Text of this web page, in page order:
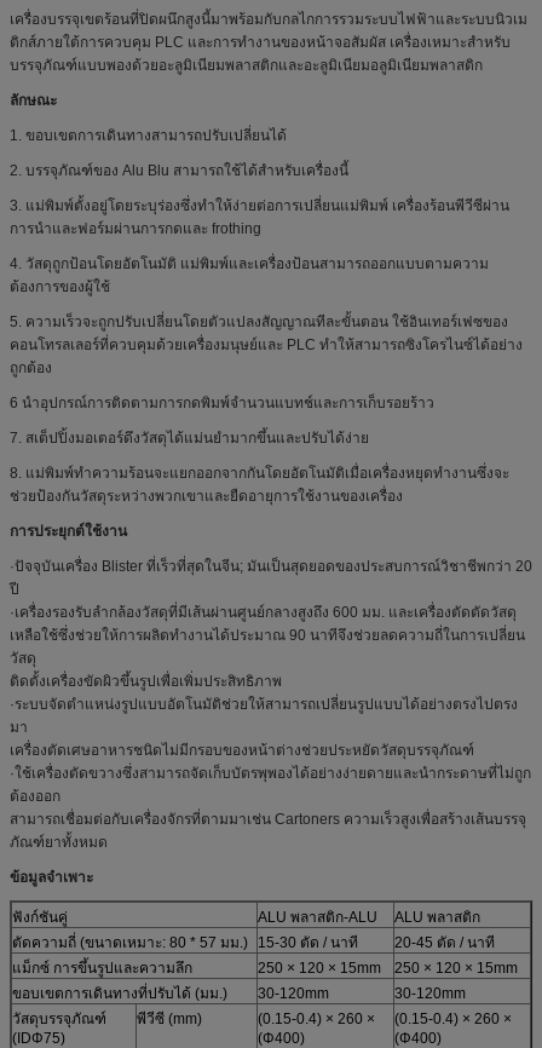
เครื่องบรรจุเขตร้อนที่ปิดผนึกสูงนี้มาพร้อมกับกลไกการรวมระบบไฟฟ้าและระบบนิวเม
ติกส์ภายใต้การควบคุม PLC และการทำงานของหน้าจอสัมผัส เครื่องเหมาะสำหรับ
บรรจุภัณฑ์แบบพองด้วยอะลูมิเนียมพลาสติกและอะลูมิเนียมอลูมิเนียมพลาสติก
ลักษณะ
1. ขอบเขตการเดินทางสามารถปรับเปลี่ยนได้
2. บรรจุภัณฑ์ของ Alu Blu สามารถใช้ได้สำหรับเครื่องนี้
3. แม่พิมพ์ตั้งอยู่โดยระบุร่องซึ่งทำให้ง่ายต่อการเปลี่ยนแม่พิมพ์ เครื่องร้อนพีวีซีผ่าน
การนำและฟอร์มผ่านการกดและ frothing
4. วัสดุถูกป้อนโดยอัตโนมัติ แม่พิมพ์และเครื่องป้อนสามารถออกแบบตามความ
ต้องการของผู้ใช้
5. ความเร็วจะถูกปรับเปลี่ยนโดยตัวแปลงสัญญาณทีละขั้นตอน ใช้อินเทอร์เฟซของ
คอนโทรลเลอร์ที่ควบคุมด้วยเครื่องมนุษย์และ PLC ทำให้สามารถซิงโครไนซ์ได้อย่าง
ถูกต้อง
6 นำอุปกรณ์การติดตามการกดพิมพ์จำนวนแบทช์และการเก็บรอยร้าว
7. สเต็ปปิ้งมอเตอร์ดึงวัสดุได้แม่นยำมากขึ้นและปรับได้ง่าย
8. แม่พิมพ์ทำความร้อนจะแยกออกจากกันโดยอัตโนมัติเมื่อเครื่องหยุดทำงานซึ่งจะ
ช่วยป้องกันวัสดุระหว่างพวกเขาและยืดอายุการใช้งานของเครื่อง
การประยุกต์ใช้งาน
·ปัจจุบันเครื่อง Blister ที่เร็วที่สุดในจีน; มันเป็นสุดยอดของประสบการณ์วิชาชีพกว่า 20
ปี
·เครื่องรองรับลำกล้องวัสดุที่มีเส้นผ่านศูนย์กลางสูงถึง 600 มม. และเครื่องตัดตัดวัสดุ
เหลือใช้ซึ่งช่วยให้การผลิตทำงานได้ประมาณ 90 นาทีจึงช่วยลดความถี่ในการเปลี่ยน
วัสดุ
ติดตั้งเครื่องขัดผิวขึ้นรูปเพื่อเพิ่มประสิทธิภาพ
·ระบบจัดตำแหน่งรูปแบบอัตโนมัติช่วยให้สามารถเปลี่ยนรูปแบบได้อย่างตรงไปตรง
มา
เครื่องตัดเศษอาหารชนิดไม่มีกรอบของหน้าต่างช่วยประหยัดวัสดุบรรจุภัณฑ์
·ใช้เครื่องตัดขวางซึ่งสามารถจัดเก็บบัตรพุพองได้อย่างง่ายดายและนำกระดาษที่ไม่ถูก
ต้องออก
สามารถเชื่อมต่อกับเครื่องจักรที่ตามมาเช่น Cartoners ความเร็วสูงเพื่อสร้างเส้นบรรจุ
ภัณฑ์ยาทั้งหมด
ข้อมูลจำเพาะ
ฟังก์ชันคู่ ALU พลาสติก-ALU
ALU พลาสติก
ตัดความถี่ (ขนาดเหมาะ: 80 * 57 มม.)
15-30 ตัด / นาที
20-45 ตัด / นาที
แม็กซ์ การขึ้นรูปและความลึก
250 × 120 × 15mm
250 × 120 × 15mm
ขอบเขตการเดินทางที่ปรับได้ (มม.)
30-120mm
30-120mm
วัสดุบรรจุภัณฑ์
(IDΦ75)
พีวีซี (mm)
(0.15-0.4) × 260 ×
(Φ400)
(0.15-0.4) × 260 ×
(Φ400)